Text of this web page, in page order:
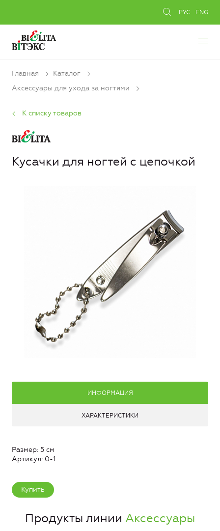
РУС ENG
Главная
Каталог
Аксессуары для ухода за ногтями
К списку товаров
Кусачки для ногтей с цепочкой
ИНФОРМАЦИЯ
ХАРАКТЕРИСТИКИ
Размер: 5 см
Артикул: 0-1
Купить
Продукты линии Аксессуары